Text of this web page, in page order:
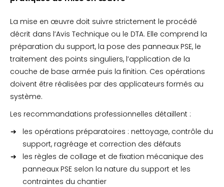
La mise en œuvre doit suivre strictement le procédé
décrit dans l’Avis Technique ou le DTA. Elle comprend la
préparation du support, la pose des panneaux PSE, le
traitement des points singuliers, l’application de la
couche de base armée puis la finition. Ces opérations
doivent être réalisées par des applicateurs formés au
système.
Les recommandations professionnelles détaillent :
les opérations préparatoires : nettoyage, contrôle du
support, ragréage et correction des défauts
les règles de collage et de fixation mécanique des
panneaux PSE selon la nature du support et les
contraintes du chantier